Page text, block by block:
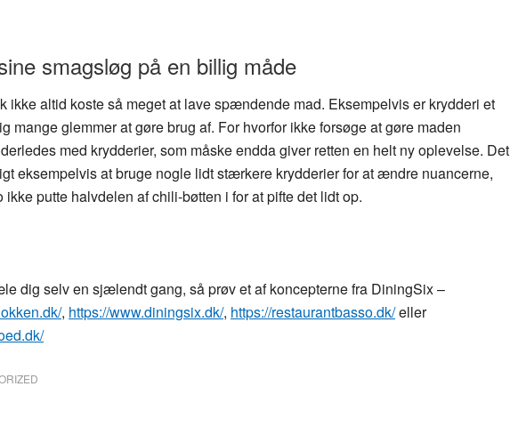
smagsløg på en billig måde
ikke altid koste så meget at lave spændende mad. Eksempelvis er krydderi et
mange glemmer at gøre brug af. For hvorfor ikke forsøge at gøre maden
med krydderier, som måske endda giver retten en helt ny oplevelse. Det
eksempelvis at bruge nogle lidt stærkere krydderier for at ændre nuancerne,
ikke putte halvdelen af chili-bøtten i for at pifte det lidt op.
dig selv en sjælendt gang, så prøv et af koncepterne fra DiningSix –
, https://www.diningsix.dk/, https://restaurantbasso.dk/eller